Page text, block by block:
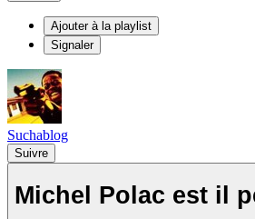
Ajouter à la playlist
Signaler
Suchablog
Suivre
Michel Polac est il